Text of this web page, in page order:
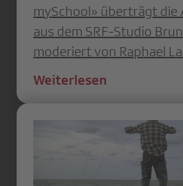
mySchool» überträgt die
aus dem SRF-Studio
moderiert von Raphael
Weiterlesen